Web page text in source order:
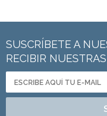
SUSCRÍBETE A
RECIBIR NUESTRAS